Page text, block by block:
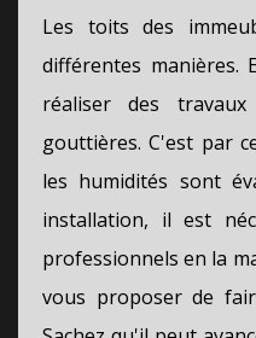
Les toits des
différentes manières.
réaliser des
gouttières. C'est par
les humidités sont
installation, il est
professionnels en la
vous proposer de